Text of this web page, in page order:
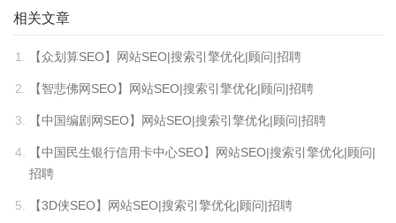
相关文章
【众划算SEO】网站SEO|搜索引擎优化|顾问|招聘
【智悲佛网SEO】网站SEO|搜索引擎优化|顾问|招聘
【中国编剧网SEO】网站SEO|搜索引擎优化|顾问|招聘
【中国民生银行信用卡中心SEO】网站SEO|搜索引擎优化|顾问|
招聘
【3D侠SEO】网站SEO|搜索引擎优化|顾问|招聘